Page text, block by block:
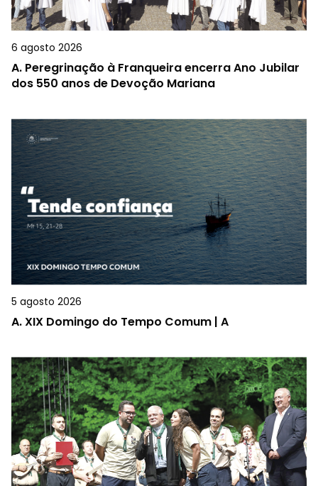
6 agosto 2026
A. Peregrinação à Franqueira encerra Ano Jubilar
dos 550 anos de Devoção Mariana
5 agosto 2026
A.XIX Domingo do Tempo Comum | A